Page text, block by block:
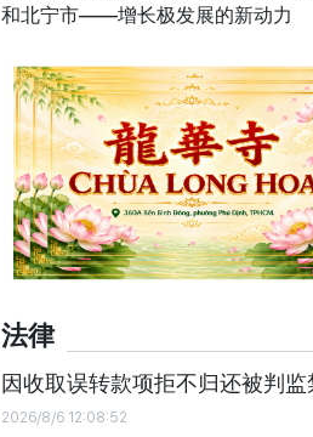
和北宁市——增长极发展的新动力
法律
因收取误转款项拒不归还被判监
2026/8/6 12:08:52